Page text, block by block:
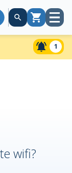
CarrelloApri
1
wifi?